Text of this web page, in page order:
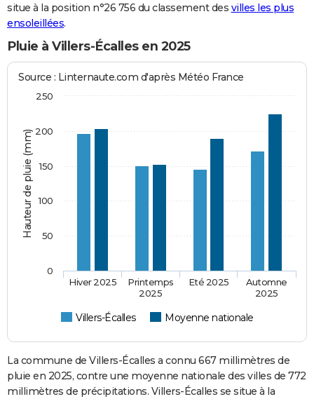
situe à la position n°26 756 du classement des villes les plus
ensoleillées.
Pluie à Villers-Écalles en 2025
Hauteur de pluie (mm)
Source : Linternaute.com d'après Météo France
Villers-Écalles Moyenne nationale
Hiver 2025
Printemps
2025
Eté 2025
Automne
2025
0
50
100
150
200
250
La commune de Villers-Écalles a connu 667 millimètres de
pluie en 2025, contre une moyenne nationale des villes de 772
millimètres de précipitations. Villers-Écalles se situe à la